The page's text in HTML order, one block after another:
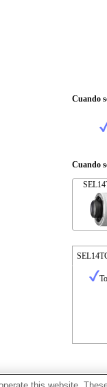
Cuando
Cuando